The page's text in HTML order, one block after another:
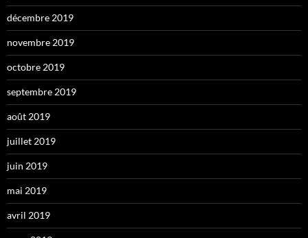
décembre 2019
novembre 2019
octobre 2019
septembre 2019
août 2019
juillet 2019
juin 2019
mai 2019
avril 2019